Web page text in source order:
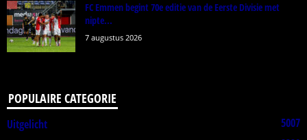
FC Emmen begint 70e editie van de Eerste Divisie met
nipte...
7 augustus 2026
POPULAIRE CATEGORIE
Uitgelicht
5007